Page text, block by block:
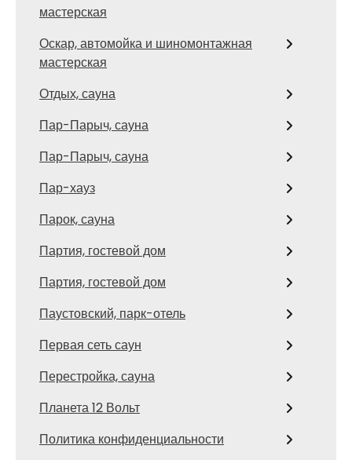
мастерская
Оскар, автомойка и шиномонтажная
мастерская
Отдых, сауна
Пар-Парыч, сауна
Пар-Парыч, сауна
Пар-хауз
Парок, сауна
Партия, гостевой дом
Партия, гостевой дом
Паустовский, парк-отель
Первая сеть саун
Перестройка, сауна
Планета 12 Вольт
Политика конфиденциальности